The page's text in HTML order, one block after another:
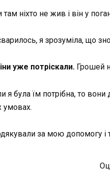
ніхто не жив і він у
я зрозуміла, що
уже потріскали. Грошей
була їм потрібна, то вони
умовах.
за мою допомогу і